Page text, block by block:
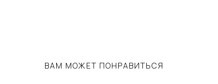
ВАМ МОЖЕТ ПОНРАВИТЬСЯ